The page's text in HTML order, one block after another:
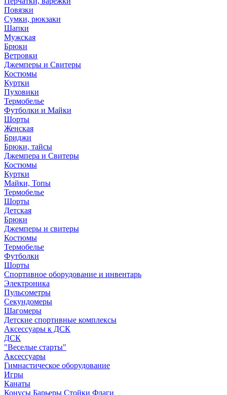
Повязки
Сумки, рюкзаки
Шапки
Мужская
Брюки
Ветровки
Джемперы и Свитеры
Костюмы
Куртки
Пуховики
Термобелье
Футболки и Майки
Шорты
Женская
Бриджи
Брюки, тайсы
Джемпера и Свитеры
Костюмы
Куртки
Майки, Топы
Термобелье
Шорты
Детская
Брюки
Джемперы и свитеры
Костюмы
Термобелье
Футболки
Шорты
Спортивное оборудование и инвентарь
Электроника
Пульсометры
Секундомеры
Шагомеры
Детские спортивные комплексы
Аксессуары к ДСК
ДСК
"Веселые старты"
Аксессуары
Гимнастическое оборудование
Игры
Канаты
Конусы Барьеры Стойки Флаги